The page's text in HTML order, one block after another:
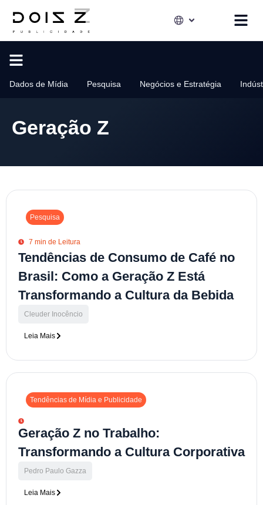
Dados de Mídia Pesquisa Negócios e Estratégia
Geração Z
Pesquisa
7 min de Leitura
Tendências de Consumo de Café no
Brasil: Como a Geração Z Está
Transformando a Cultura da Bebida
Cleuder Inocêncio
Leia Mais
Tendências de Mídia e Publicidade
Geração Z no Trabalho:
Transformando a Cultura Corporativa
Pedro Paulo Gazza
Leia Mais